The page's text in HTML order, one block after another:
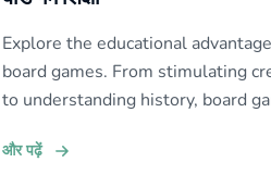
Explore the educational
board games. From stimulating
to understanding history, board
और पढ़ें